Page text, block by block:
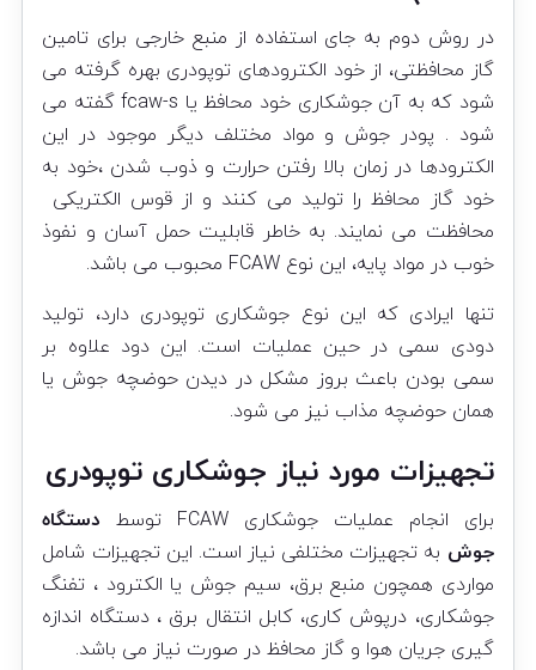
در روش دوم به جای استفاده از منبع خارجی برای تامین
گاز محافظتی، از خود الکترودهای توپودری بهره گرفته می
شود که به آن جوشکاری خود محافظ یا fcaw-s گفته می
شود . پودر جوش و مواد مختلف دیگر موجود در این
الکترودها در زمان بالا رفتن حرارت و ذوب شدن ،خود به
خود گاز محافظ را تولید می کنند و از قوس الکتریکی
محافظت می نمایند. به خاطر قابلیت حمل آسان و نفوذ
خوب در مواد پایه، این نوع FCAW محبوب می باشد.
تنها ایرادی که این نوع جوشکاری توپودری دارد، تولید
دودی سمی در حین عملیات است. این دود علاوه بر
سمی بودن باعث بروز مشکل در دیدن حوضچه جوش یا
همان حوضچه مذاب نیز می شود.
تجهیزات مورد نیاز جوشکاری توپودری
برای انجام عملیات جوشکاری FCAW توسط
دستگاه
جوش به تجهیزات مختلفی نیاز است. این تجهیزات شامل
مواردی همچون منبع برق، سیم جوش یا الکترود ، تفنگ
جوشکاری، درپوش کاری، کابل انتقال برق ، دستگاه اندازه
گیری جریان هوا و گاز محافظ در صورت نیاز می باشد.